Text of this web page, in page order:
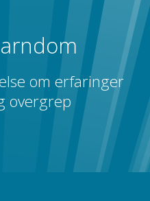
om erfaringer
overgrep